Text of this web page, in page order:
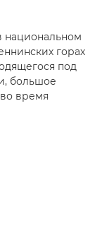
национальном
горах
под
большое
время